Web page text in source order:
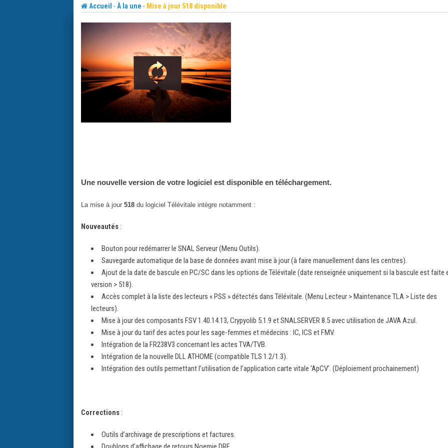
Accueil -À la une - Mise à jour 518 disponible
Une nouvelle version de votre logiciel est disponible en téléchargement.
La mise à jour 518 du logiciel Télévitale intègre notamment :
Nouveautés :
Bouton pour redémarrer le SNAL Serveur (Menu Outils).
Sauvegarde automatique de la base de données avant mise à jour (à faire manuellement dans les centres).
Ajout de la date de bascule en PC/SC dans les options de Télévitale (date renseignée uniquement si la bascule est faite
version > 518).
Accès complet à la liste des lecteurs « PSS » détectés dans Télévitale. (Menu Lecteur > Maintenance TLA > Liste des
lecteurs).
Mise à jour des composants FSV 1.40.14.13, Crypyolib 5.1.9 et SNALSERVER 8.5 avec utilisation de JAVA Azul.
Mise à jour du tarif des actes pour les sage-femmes et médecins : IC, ICS et FMV.
Intégration de la FR238V3 concernant les actes TVA/TVB.
Intégration de la nouvelle DLL ATHOME (compatible TLS 1.2/1.3).
Intégration des outils permettant l’utilisation de l’application carte vitale ‘ApCV’. (Déploiement prochainement)
Corrections :
Outils d’archivage de prescriptions et factures.